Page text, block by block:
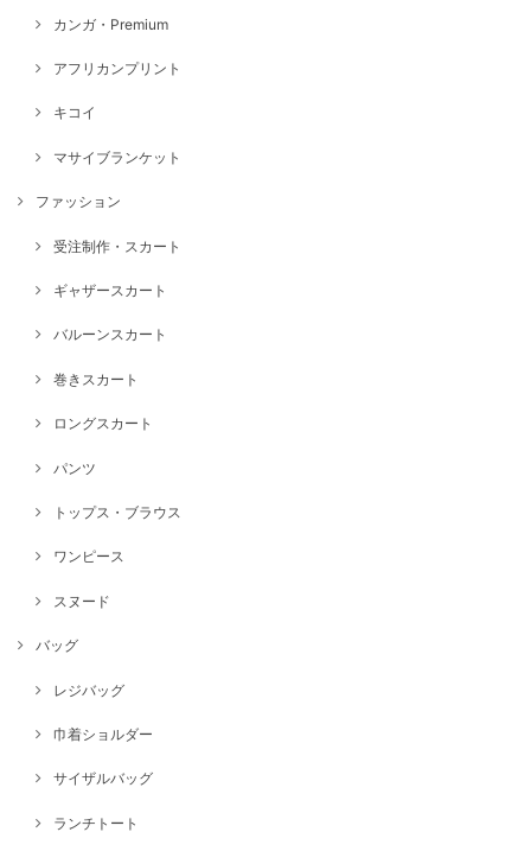
カンガ・Premium
アフリカンプリント
キコイ
マサイブランケット
ファッション
受注制作・スカート
ギャザースカート
バルーンスカート
巻きスカート
ロングスカート
パンツ
トップス・ブラウス
ワンピース
スヌード
バッグ
レジバッグ
巾着ショルダー
サイザルバッグ
ランチトート